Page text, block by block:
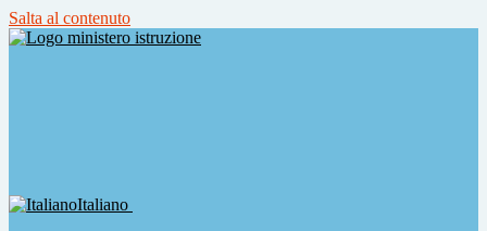
Salta al contenuto
Italiano